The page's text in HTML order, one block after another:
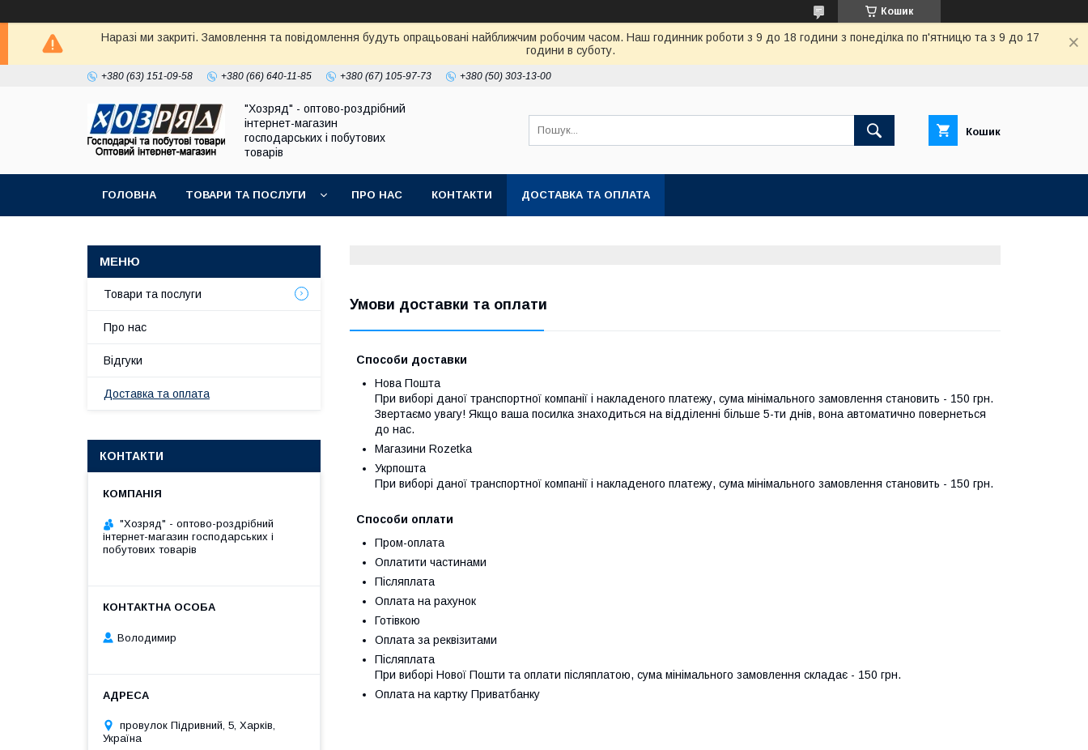
Кошик
Наразі ми закриті. Замовлення та повідомлення будуть опрацьовані найближчим робочим часом. Наш годинник роботи з 9 до 18 години з понеділка по п'ятницю та з 9 до 17
години в суботу.
+380 (63) 151-09-58 +380 (66) 640-11-85 +380 (67) 105-97-73 +380 (50) 303-13-00
"Хозряд" - оптово-роздрібний
інтернет-магазин
господарських і побутових
товарів
Кошик
ГОЛОВНА ТОВАРИ ТА ПОСЛУГИ ПРО НАС КОНТАКТИ ДОСТАВКА ТА ОПЛАТА
Умови доставки та оплати
Способи доставки
Нова Пошта
При виборі даної транспортної компанії і накладеного платежу, сума мінімального замовлення становить - 150 грн.
Звертаємо увагу! Якщо ваша посилка знаходиться на відділенні більше 5-ти днів, вона автоматично повернеться
до нас.
Магазини Rozetka
Укрпошта
При виборі даної транспортної компанії і накладеного платежу, сума мінімального замовлення становить - 150 грн.
Способи оплати
Пром-оплата
Оплатити частинами
Післяплата
Оплата на рахунок
Готівкою
Оплата за реквізитами
Післяплата
При виборі Нової Пошти та оплати післяплатою, сума мінімального замовлення складає - 150 грн.
Оплата на картку Приватбанку
Товари та послуги
Про нас
Відгуки
Доставка та оплата
КОНТАКТИ
"Хозряд" - оптово-роздрібний
інтернет-магазин господарських і
побутових товарів
Володимир
провулок Підривний, 5, Харків,
Україна